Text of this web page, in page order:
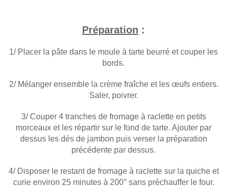
Préparation :
1/ Placer la pâte dans le moule à tarte beurré et couper les
bords.
2/ Mélanger ensemble la crème fraîche et les œufs entiers.
Saler, poivrer.
3/ Couper 4 tranches de fromage à raclette en petits
morceaux et les répartir sur le fond de tarte. Ajouter par
dessus les dés de jambon puis verser la préparation
précédente par dessus.
4/ Disposer le restant de fromage à raclette sur la quiche et
curie environ 25 minutes à 200° sans préchauffer le four.